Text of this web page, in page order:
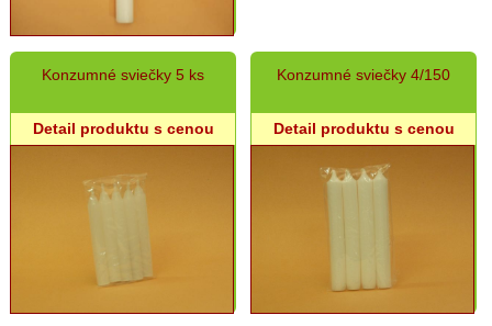
Konzumné sviečky 5 ks
Detail produktu s cenou
Konzumné sviečky 4/150
Detail produktu s cenou